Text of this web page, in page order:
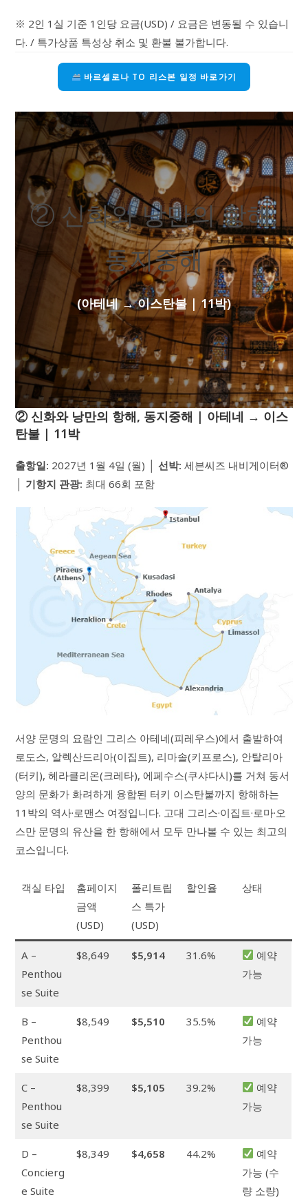
※ 2인 1실 기준 1인당 요금(USD) / 요금은 변동될 수 있습니
다. / 특가상품 특성상 취소 및 환불 불가합니다.
바르셀로나 TO 리스본 일정 바로가기
② 신화와 낭만의 항해,
동지중해
(아테네 → 이스탄불 | 11박)
② 신화와 낭만의 항해, 동지중해 | 아테네 → 이스
탄불 | 11박
출항일: 2027년 1월 4일 (월) │선박: 세븐씨즈 내비게이터®
기항지 관광: 최대 66회 포함
서양 문명의 요람인 그리스 아테네(피레우스)에서 출발하여
로도스, 알렉산드리아(이집트), 리마솔(키프로스), 안탈리아
(터키), 헤라클리온(크레타), 에페수스(쿠샤다시)를 거쳐 동서
양의 문화가 화려하게 융합된 터키 이스탄불까지 항해하는
11박의 역사·로맨스 여정입니다. 고대 그리스·이집트·로마·오
스만 문명의 유산을 한 항해에서 모두 만나볼 수 있는 최고의
코스입니다.
객실 타입
홈페이지
금액
(USD)
폴리트립
스 특가
(USD)
할인율 상태
A –
Penthou
se Suite
$8,649 $5,914 31.6%
예약
가능
B –
Penthou
se Suite
$8,549 $5,510 35.5%
예약
가능
C –
Penthou
se Suite
$8,399 $5,105 39.2%
예약
가능
D –
Concierg
e Suite
$8,349 $4,658 44.2%
예약
가능 (수
량 소량)